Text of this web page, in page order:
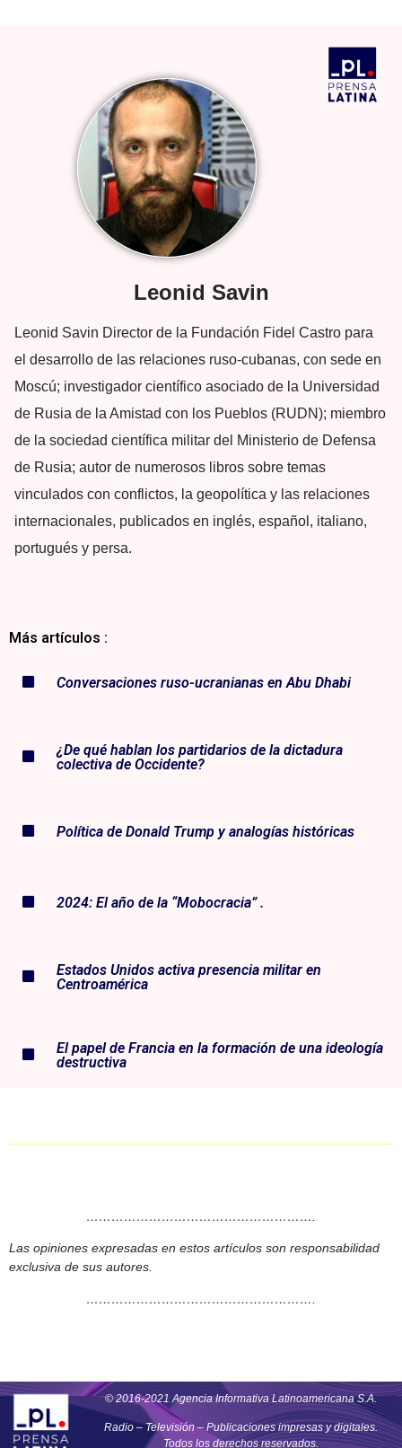
Leonid Savin
Leonid Savin Director de la Fundación Fidel Castro para
el desarrollo de las relaciones ruso-cubanas, con sede en
Moscú; investigador científico asociado de la Universidad
de Rusia de la Amistad con los Pueblos (RUDN); miembro
de la sociedad científica militar del Ministerio de Defensa
de Rusia; autor de numerosos libros sobre temas
vinculados con conflictos, la geopolítica y las relaciones
internacionales, publicados en inglés, español, italiano,
portugués y persa.
Más artículos :
Conversaciones ruso-ucranianas en Abu Dhabi
¿De qué hablan los partidarios de la dictadura
colectiva de Occidente?
Política de Donald Trump y analogías históricas
2024: El año de la “Mobocracia” .
Estados Unidos activa presencia militar en
Centroamérica
El papel de Francia en la formación de una ideología
destructiva
……………………………………………….
Las opiniones expresadas en estos artículos son responsabilidad
exclusiva de sus autores.
……………………………………………….
© 2016-2021 Agencia Informativa Latinoamericana S.A.
Radio – Televisión – Publicaciones impresas y digitales.
Todos los derechos reservados.